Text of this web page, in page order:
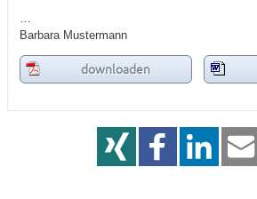
Barbara Mustermann
downloaden